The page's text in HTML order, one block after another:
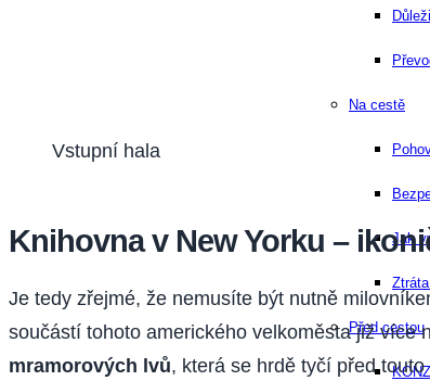
Na cestě
Jak
Před cestou
Vstupní hala
Knihovna v New Yorku –
Je tedy zřejmé, že nemusíte být nutně
součástí tohoto amerického velkoměsta již více
mramorových lvů, která se hrdě tyčí před touto